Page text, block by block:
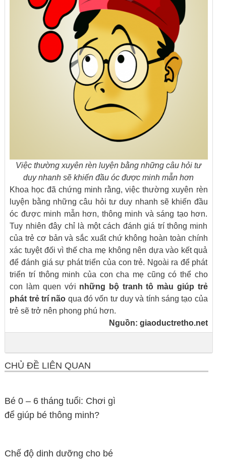
Việc thường xuyên rèn luyện bằng những câu hỏi tư
duy nhanh sẽ khiến đầu óc được minh mẫn hơn
Khoa học đã chứng minh rằng, việc thường xuyên rèn
luyện bằng những câu hỏi tư duy nhanh sẽ khiến đầu
óc được minh mẫn hơn, thông minh và sáng tạo hơn.
Tuy nhiên đây chỉ là một cách đánh giá trí thông minh
của trẻ cơ bản và sắc xuất chứ không hoàn toàn chính
xác tuyệt đối vì thế cha mẹ không nên dựa vào kết quả
để đánh giá sự phát triển của con trẻ. Ngoài ra để phát
triển trí thông minh của con cha mẹ cũng có thể cho
con làm quen với những bộ tranh tô màu giúp trẻ
phát trẻ trí não qua đó vốn tư duy và tính sáng tạo của
trẻ sẽ trở nên phong phú hơn.
Nguồn: giaoductretho.net
CHỦ ĐỀ LIÊN QUAN
Bé 0 – 6 tháng tuổi: Chơi gì
để giúp bé thông minh?
Chế độ dinh dưỡng cho bé